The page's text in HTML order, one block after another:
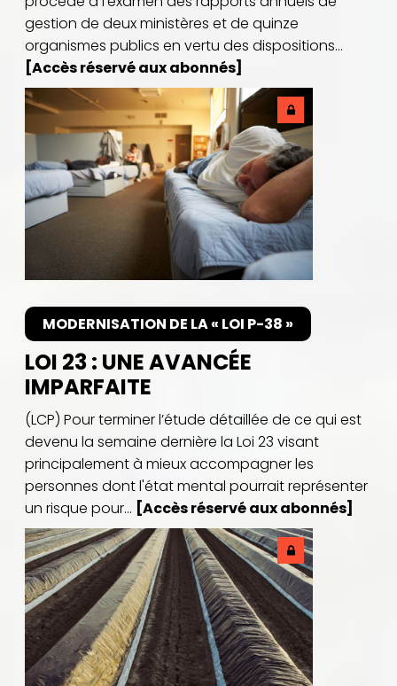
gestion de deux ministères et de quinze
organismes publics en vertu des dispositions...
[Accès réservé aux abonnés]
MODERNISATION DE LA « LOI P-38 »
LOI 23 : UNE AVANCÉE
IMPARFAITE
(LCP) Pour terminer l’étude détaillée de ce qui est
devenu la semaine dernière la Loi 23 visant
principalement à mieux accompagner les
personnes dont l'état mental pourrait représenter
un risque pour... [Accès réservé aux abonnés]